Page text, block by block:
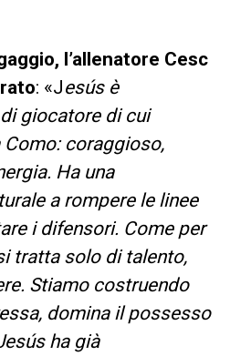
l’allenatore Cesc
: «Jesús è
giocatore di cui
coraggioso,
Ha una
a rompere le linee
i difensori. Come per
tratta solo di talento,
Stiamo costruendo
domina il possesso
ha già